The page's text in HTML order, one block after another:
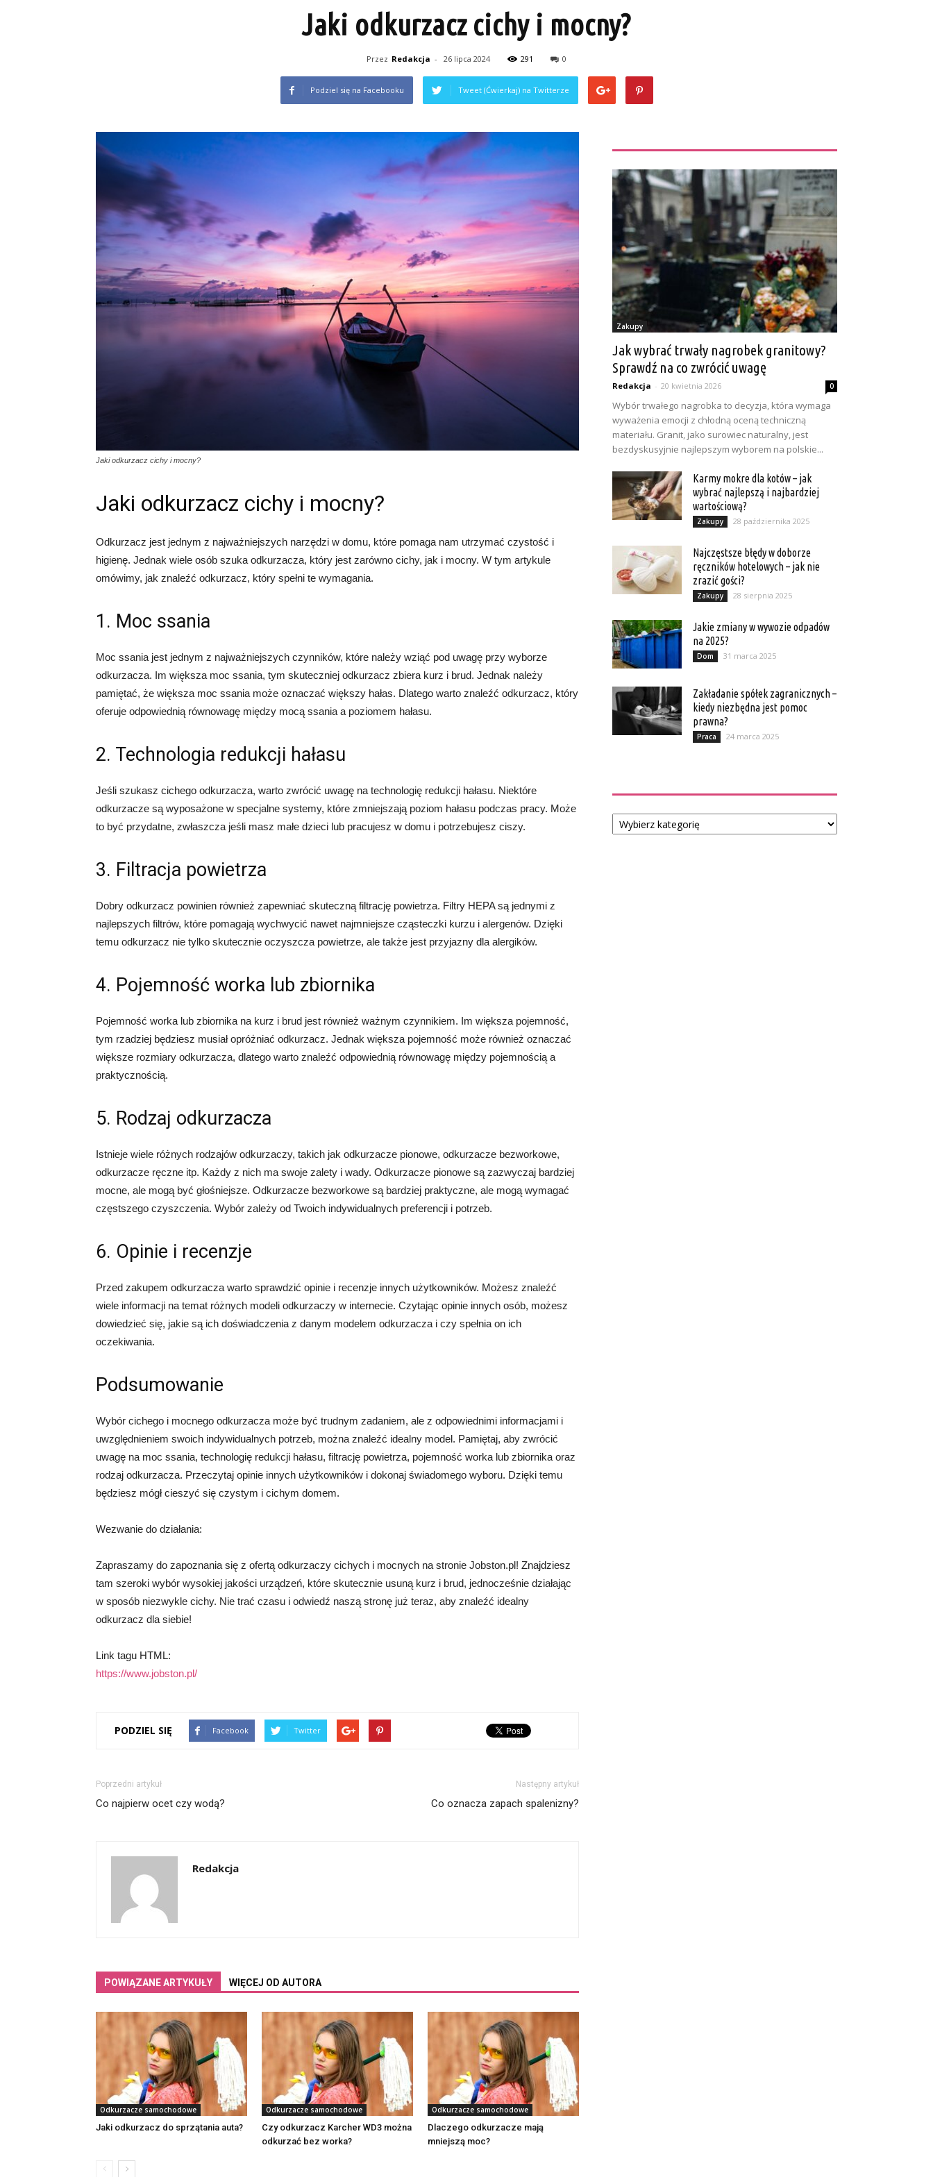
Jaki odkurzacz cichy i mocny?
Przez Redakcja - 26 lipca 2024 291 0
Podziel się na Facebooku Tweet (Ćwierkaj) na Twitterze
Jaki odkurzacz cichy i mocny?
Jaki odkurzacz cichy i mocny?
Odkurzacz jest jednym z najważniejszych narzędzi w domu, które pomaga nam utrzymać czystość i
higienę. Jednak wiele osób szuka odkurzacza, który jest zarówno cichy, jak i mocny. W tym artykule
omówimy, jak znaleźć odkurzacz, który spełni te wymagania.
1. Moc ssania
Moc ssania jest jednym z najważniejszych czynników, które należy wziąć pod uwagę przy wyborze
odkurzacza. Im większa moc ssania, tym skuteczniej odkurzacz zbiera kurz i brud. Jednak należy
pamiętać, że większa moc ssania może oznaczać większy hałas. Dlatego warto znaleźć odkurzacz, który
oferuje odpowiednią równowagę między mocą ssania a poziomem hałasu.
2. Technologia redukcji hałasu
Jeśli szukasz cichego odkurzacza, warto zwrócić uwagę na technologię redukcji hałasu. Niektóre
odkurzacze są wyposażone w specjalne systemy, które zmniejszają poziom hałasu podczas pracy. Może
to być przydatne, zwłaszcza jeśli masz małe dzieci lub pracujesz w domu i potrzebujesz ciszy.
3. Filtracja powietrza
Dobry odkurzacz powinien również zapewniać skuteczną filtrację powietrza. Filtry HEPA są jednymi z
najlepszych filtrów, które pomagają wychwycić nawet najmniejsze cząsteczki kurzu i alergenów. Dzięki
temu odkurzacz nie tylko skutecznie oczyszcza powietrze, ale także jest przyjazny dla alergików.
4. Pojemność worka lub zbiornika
Pojemność worka lub zbiornika na kurz i brud jest również ważnym czynnikiem. Im większa pojemność,
tym rzadziej będziesz musiał opróżniać odkurzacz. Jednak większa pojemność może również oznaczać
większe rozmiary odkurzacza, dlatego warto znaleźć odpowiednią równowagę między pojemnością a
praktycznością.
5. Rodzaj odkurzacza
Istnieje wiele różnych rodzajów odkurzaczy, takich jak odkurzacze pionowe, odkurzacze bezworkowe,
odkurzacze ręczne itp. Każdy z nich ma swoje zalety i wady. Odkurzacze pionowe są zazwyczaj bardziej
mocne, ale mogą być głośniejsze. Odkurzacze bezworkowe są bardziej praktyczne, ale mogą wymagać
częstszego czyszczenia. Wybór zależy od Twoich indywidualnych preferencji i potrzeb.
6. Opinie i recenzje
Przed zakupem odkurzacza warto sprawdzić opinie i recenzje innych użytkowników. Możesz znaleźć
wiele informacji na temat różnych modeli odkurzaczy w internecie. Czytając opinie innych osób, możesz
dowiedzieć się, jakie są ich doświadczenia z danym modelem odkurzacza i czy spełnia on ich
oczekiwania.
Podsumowanie
Wybór cichego i mocnego odkurzacza może być trudnym zadaniem, ale z odpowiednimi informacjami i
uwzględnieniem swoich indywidualnych potrzeb, można znaleźć idealny model. Pamiętaj, aby zwrócić
uwagę na moc ssania, technologię redukcji hałasu, filtrację powietrza, pojemność worka lub zbiornika oraz
rodzaj odkurzacza. Przeczytaj opinie innych użytkowników i dokonaj świadomego wyboru. Dzięki temu
będziesz mógł cieszyć się czystym i cichym domem.
Wezwanie do działania:
Zapraszamy do zapoznania się z ofertą odkurzaczy cichych i mocnych na stronie Jobston.pl! Znajdziesz
tam szeroki wybór wysokiej jakości urządzeń, które skutecznie usuną kurz i brud, jednocześnie działając
w sposób niezwykle cichy. Nie trać czasu i odwiedź naszą stronę już teraz, aby znaleźć idealny
odkurzacz dla siebie!
Link tagu HTML:
https://www.jobston.pl/
PODZIEL SIĘ Facebook Twitter
Poprzedni artykuł
Co najpierw ocet czy wodą?
Następny artykuł
Co oznacza zapach spalenizny?
Redakcja
POWIĄZANE ARTYKUŁY WIĘCEJ OD AUTORA
Odkurzacze samochodowe
Jaki odkurzacz do sprzątania auta?
Odkurzacze samochodowe
Czy odkurzacz Karcher WD3 można
odkurzać bez worka?
Odkurzacze samochodowe
Dlaczego odkurzacze mają
mniejszą moc?
Zakupy
Jak wybrać trwały nagrobek granitowy?
Sprawdź na co zwrócić uwagę
Redakcja - 20 kwietnia 2026 0
Wybór trwałego nagrobka to decyzja, która wymaga
wyważenia emocji z chłodną oceną techniczną
materiału. Granit, jako surowiec naturalny, jest
bezdyskusyjnie najlepszym wyborem na polskie...
Karmy mokre dla kotów – jak
wybrać najlepszą i najbardziej
wartościową?
Zakupy 28 października 2025
Najczęstsze błędy w doborze
ręczników hotelowych – jak nie
zrazić gości?
Zakupy 28 sierpnia 2025
Jakie zmiany w wywozie odpadów
na 2025?
Dom 31 marca 2025
Zakładanie spółek zagranicznych –
kiedy niezbędna jest pomoc
prawna?
Praca 24 marca 2025
Kategorie